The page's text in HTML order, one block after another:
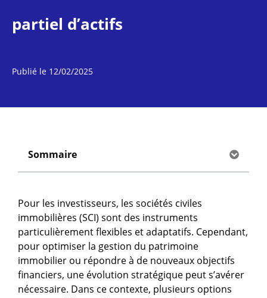
partiel d’actifs
Publié le 12/02/2025
Sommaire
Pour les investisseurs, les sociétés civiles
immobilières (SCI) sont des instruments
particulièrement flexibles et adaptatifs. Cependant,
pour optimiser la gestion du patrimoine
immobilier ou répondre à de nouveaux objectifs
financiers, une évolution stratégique peut s’avérer
nécessaire. Dans ce contexte, plusieurs options